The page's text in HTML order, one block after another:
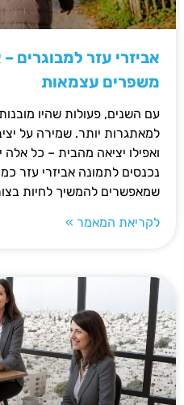
אביזרי עזר למבוגרים –
משפרים עצמאות
עם השנים, פעולות שהיו
למאתגרות יותר. שמירה על
ואפילו יציאה מהבית – כל אלה
נכנסים לתמונה אביזרי עזר
שמאפשרים להמשיך לחיות
לקריאת המאמר »